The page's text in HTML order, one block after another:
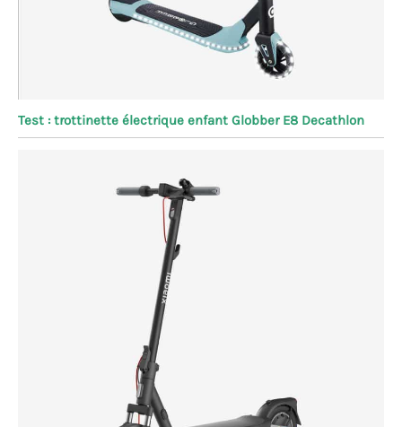
Test : trottinette électrique enfant Globber E8 Decathlon